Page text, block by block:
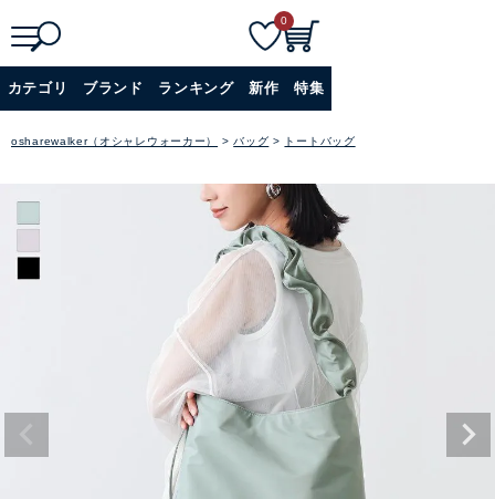
詳細検索
0
カテゴリ ブランド ランキング 新作 特集
osharewalker（オシャレウォーカー） バッグ トートバッグ